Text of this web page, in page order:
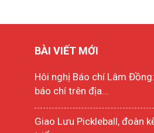
BÀI VIẾT MỚI
Hôi nghị Báo chí Lâm
báo chí trên địa...
Giao Lưu Pickleball, đoàn